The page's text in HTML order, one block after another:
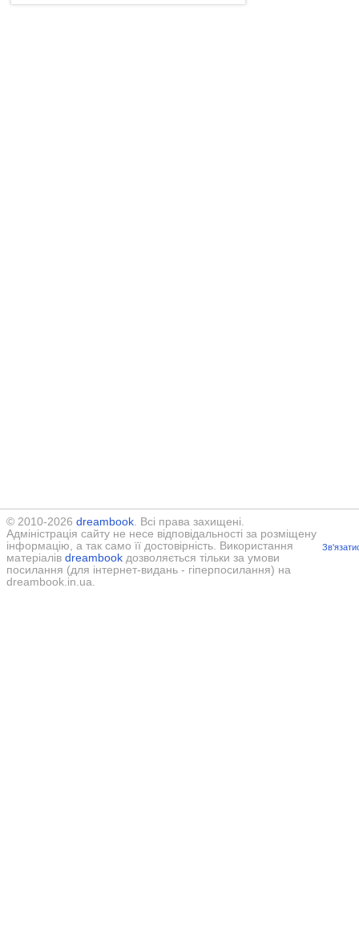
© 2010-2026 dreambook. Всі права захищені.
Адміністрація сайту не несе відповідальності за розміщену
інформацію, а так само її достовірність. Використання
матеріалів dreambook дозволяється тільки за умови
посилання (для інтернет-видань - гіперпосилання) на
dreambook.in.ua.